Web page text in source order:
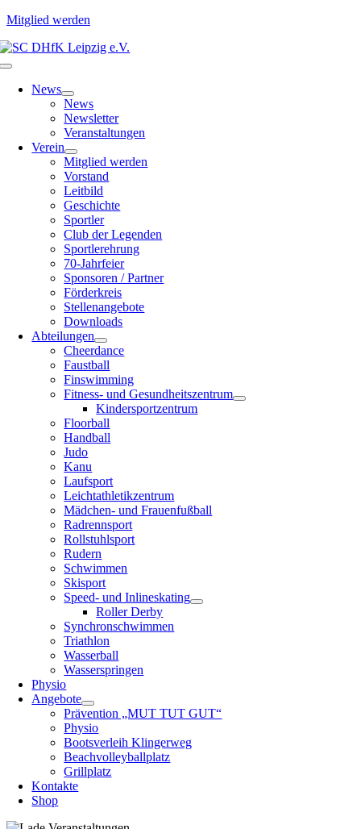
Mitglied werden
Zum
Inhalt
Toggle
NavigationNews
News
Newsletter
Veranstaltungen
Verein
Mitglied werden
Vorstand
Leitbild
Geschichte
Sportler
Club der Legenden
Sportlerehrung
70-Jahrfeier
Sponsoren / Partner
Förderkreis
Stellenangebote
Downloads
Abteilungen
Cheerdance
Faustball
Finswimming
Fitness- und Gesundheitszentrum
Kindersportzentrum
Floorball
Handball
Judo
Kanu
Laufsport
Leichtathletikzentrum
Mädchen- und Frauenfußball
Radrennsport
Rollstuhlsport
Rudern
Schwimmen
Skisport
Speed- und Inlineskating
Roller Derby
Synchronschwimmen
Triathlon
Wasserball
Wasserspringen
Physio
Angebote
Prävention „MUT TUT GUT“
Physio
Bootsverleih Klingerweg
Beachvolleyballplatz
Grillplatz
Kontakte
Shop